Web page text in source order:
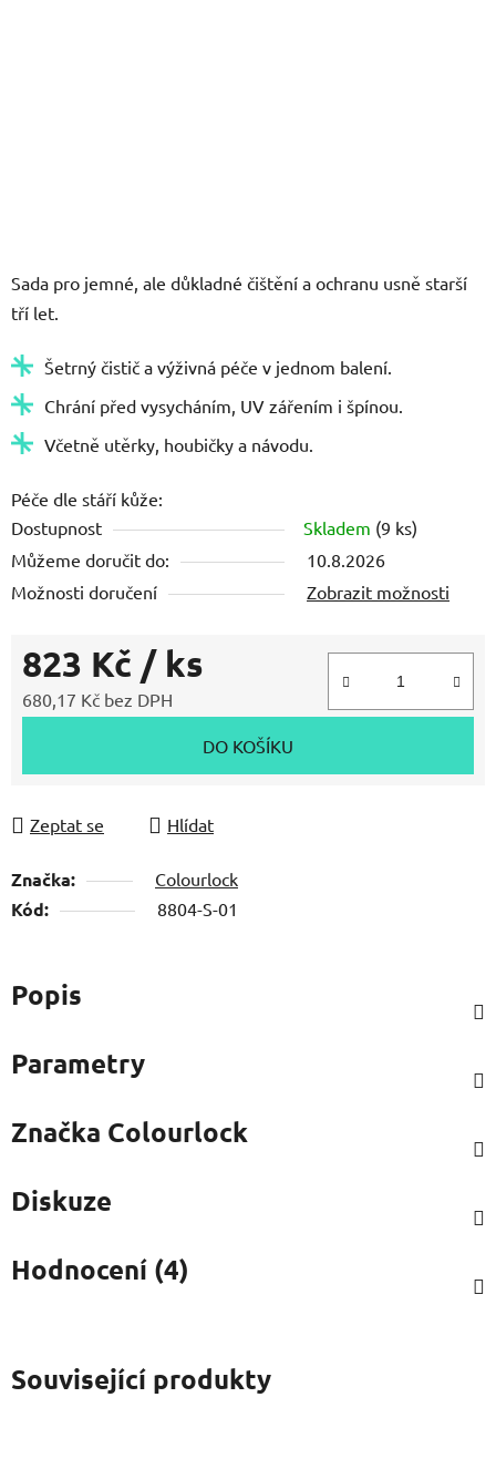
Sada pro jemné, ale důkladné čištění a ochranu usně starší
tří let.
Šetrný čistič a výživná péče v jednom balení.
Chrání před vysycháním, UV zářením i špínou.
Včetně utěrky, houbičky a návodu.
Péče dle stáří kůže:
Dostupnost
Skladem (9 ks)
Můžeme doručit do:
10.8.2026
Možnosti doručení
Zobrazit možnosti
823 Kč / ks
680,17 Kč bez DPH
DO KOŠÍKU
Zeptat se Hlídat
Značka: Colourlock
Kód: 8804-S-01
Popis
Parametry
Značka Colourlock
Diskuze
Hodnocení (4)
Související produkty